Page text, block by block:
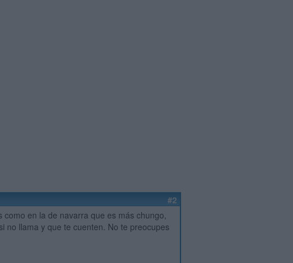
#2
en la de navarra que es más chungo,
no llama y que te cuenten. No te preocupes